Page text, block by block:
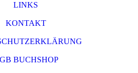
LINKS
KONTAKT
BUCHSHOP